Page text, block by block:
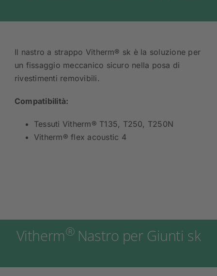
Il nastro a strappo Vitherm® sk è la soluzione per
un fissaggio meccanico sicuro nella posa di
rivestimenti removibili.
Compatibilità:
Tessuti Vitherm® T135, T250, T250N
Vitherm® flex acoustic 4
Vitherm® Nastro per Giunti sk